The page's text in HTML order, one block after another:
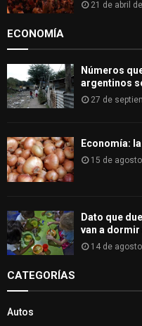
21 de abril
ECONOMÍA
Números
argentinos
27 de
Economía:
15 de
Dato que
van a dormir
14 de
CATEGORÍAS
Autos